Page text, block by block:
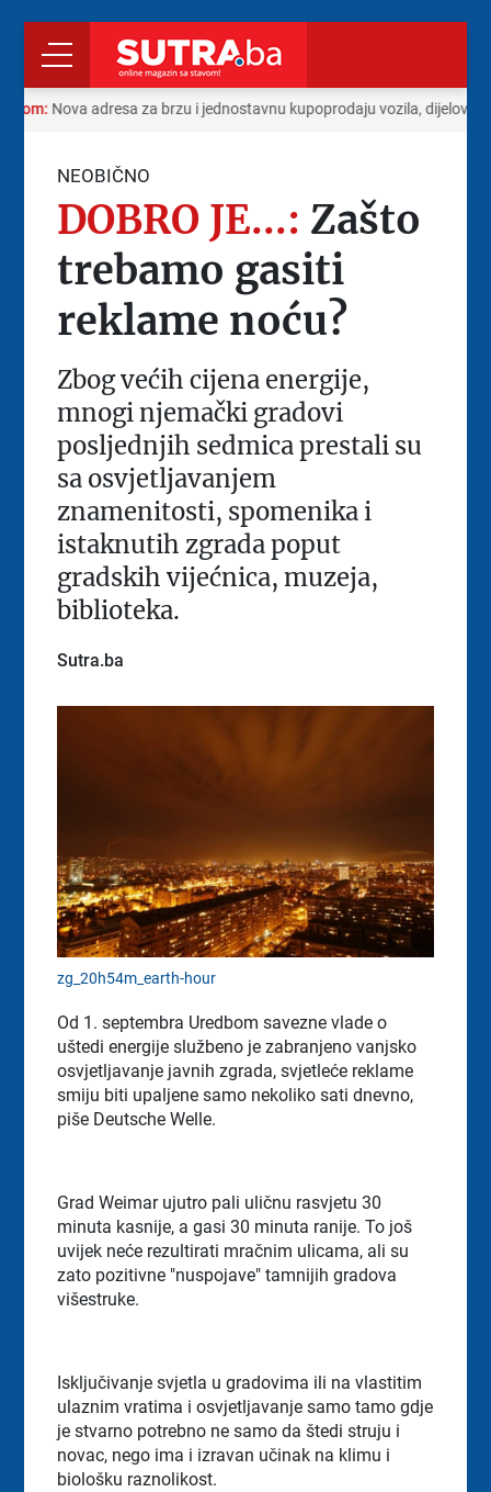
Nova adresa za brzu i jednostavnu kupoprodaju vozila, dijelova i
NEOBIČNO
DOBRO JE...: Zašto
trebamo gasiti
reklame noću?
Zbog većih cijena energije,
mnogi njemački gradovi
posljednjih sedmica prestali su
sa osvjetljavanjem
znamenitosti, spomenika i
istaknutih zgrada poput
gradskih vijećnica, muzeja,
biblioteka.
Sutra.ba
zg_20h54m_earth-hour
Od 1. septembra Uredbom savezne vlade o
uštedi energije službeno je zabranjeno vanjsko
osvjetljavanje javnih zgrada, svjetleće reklame
smiju biti upaljene samo nekoliko sati dnevno,
piše Deutsche Welle.
Grad Weimar ujutro pali uličnu rasvjetu 30
minuta kasnije, a gasi 30 minuta ranije. To još
uvijek neće rezultirati mračnim ulicama, ali su
zato pozitivne "nuspojave" tamnijih gradova
višestruke.
Isključivanje svjetla u gradovima ili na vlastitim
ulaznim vratima i osvjetljavanje samo tamo gdje
je stvarno potrebno ne samo da štedi struju i
novac, nego ima i izravan učinak na klimu i
biološku raznolikost.